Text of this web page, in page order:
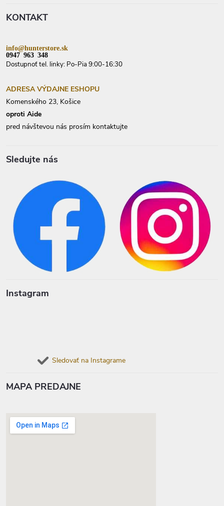
KONTAKT
info@hunterstore.sk
0947 963 348
Dostupnoť tel. linky: Po-Pia 9:00-16:30
ADRESA VÝDAJNE ESHOPU
Komenského 23, Košice
oproti Aide
pred návštevou nás prosím kontaktujte
Sledujte nás
Instagram
Sledovať na Instagrame
MAPA PREDAJNE